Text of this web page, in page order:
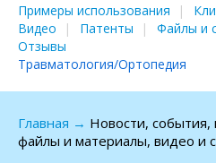
Травматология/Ортопедия
Примеры использования
Видео
Патенты Файлы и
Отзывы
Главная → Новости,
файлы и материалы, видео и